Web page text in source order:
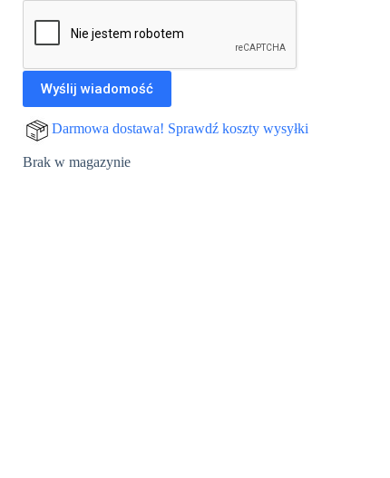
Darmowa dostawa! Sprawdź koszty wysyłki
Brak w magazynie